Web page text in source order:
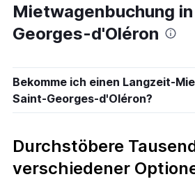
Mietwagenbuchung
Georges-d'Oléron
Bekomme ich einen Langzeit-
Saint-Georges-d'Oléron?
Durchstöbere
verschiedener